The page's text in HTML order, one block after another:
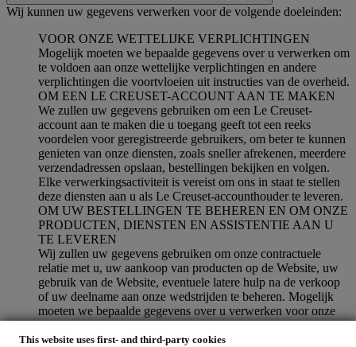
This website uses first- and third-party cookies
Wij kunnen uw gegevens verwerken voor de volgende doeleinden:
VOOR ONZE WETTELIJKE VERPLICHTINGEN
Mogelijk moeten we bepaalde gegevens over u verwerken om
te voldoen aan onze wettelijke verplichtingen en andere
verplichtingen die voortvloeien uit instructies van de overheid.
OM EEN LE CREUSET-ACCOUNT AAN TE MAKEN
We zullen uw gegevens gebruiken om een Le Creuset-
account aan te maken die u toegang geeft tot een reeks
voordelen voor geregistreerde gebruikers, om beter te kunnen
genieten van onze diensten, zoals sneller afrekenen, meerdere
verzendadressen opslaan, bestellingen bekijken en volgen.
Elke verwerkingsactiviteit is vereist om ons in staat te stellen
deze diensten aan u als Le Creuset-accounthouder te leveren.
OM UW BESTELLINGEN TE BEHEREN EN OM ONZE
PRODUCTEN, DIENSTEN EN ASSISTENTIE AAN U
TE LEVEREN
Wij zullen uw gegevens gebruiken om onze contractuele
relatie met u, uw aankoop van producten op de Website, uw
gebruik van de Website, eventuele latere hulp na de verkoop
of uw deelname aan onze wedstrijden te beheren. Mogelijk
moeten we bepaalde gegevens over u verwerken voor onze
administratieve doeleinden die verband houden met onze
contractuele relatie met u, zoals de boekhouding, facturering